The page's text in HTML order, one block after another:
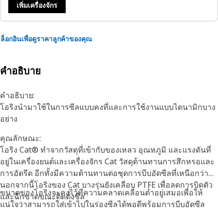
เพิ่มเครื่องจักร
ล็อกอินเพื่อดูราคาลูกค้าของคุณ
คำอธิบาย
คำอธิบาย:
โอริงนำมาใช้ในการซีลแบบคงที่และการใช้งานแบบไดนามิกบาง
อย่าง
คุณลักษณะ:
โอริง Cat® ทำจากวัสดุที่เข้ากับของเหลว อุณหภูมิ และแรงดันที่
อยู่ในเครื่องยนต์และเครื่องจักร Cat วัสดุต้านทานการสึกหรอและ
การอัดรีด อีกทั้งมีความต้านทานต่อชุดการบีบอัดซีลที่เหนือกว่า
นอกจากนี้โอริงของ Cat บางรุ่นยังเคลือบ PTFE เพื่อลดการบิดตัว
และฉีกขาดขณะติดตั้งซีล
ขนาดของโอริงจะคงไว้ที่ความคลาดเคลื่อนต่ำอยู่เสมอเพื่อให้
แน่ใจว่าสามารถใส่เข้าไปในร่องซีลได้พอดีพร้อมการบีบอัดซีล